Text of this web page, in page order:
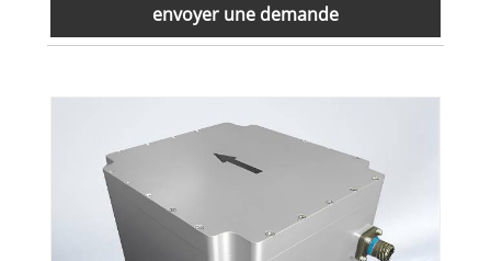
envoyer une demande